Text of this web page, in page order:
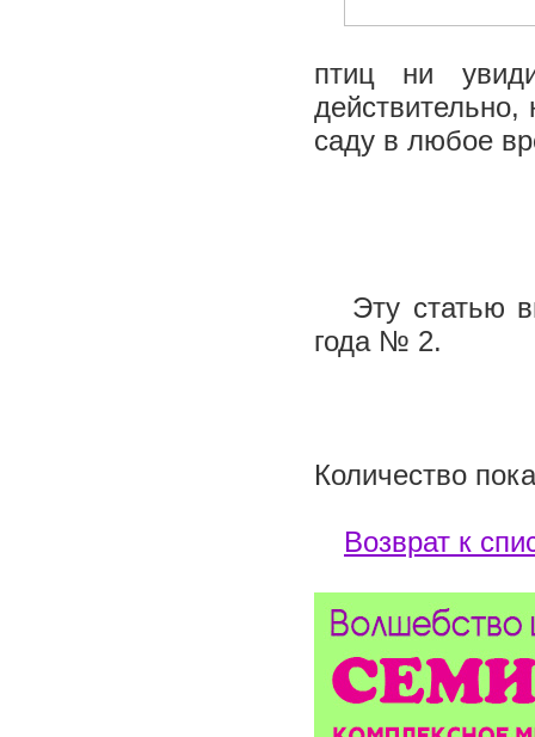
птиц ни
действительно,
саду в любое
Эту статью
года № 2.
Количество
Возврат к